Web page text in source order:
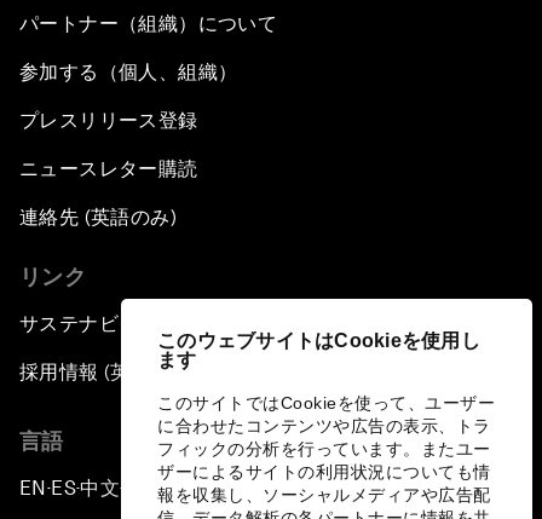
このウェブサイトはCookieを使用し
ます
このサイトではCookieを使って、ユーザー
に合わせたコンテンツや広告の表示、トラ
フィックの分析を行っています。またユー
ザーによるサイトの利用状況についても情
報を収集し、ソーシャルメディアや広告配
パートナー（組織）について
参加する（個人、組織）
プレスリリース登録
ニュースレター購読
連絡先 (英語のみ)
リンク
サステナビリティへの取り組み
採用情報 (英語のみ)
言語
EN ▪ES▪中文▪ 日本語